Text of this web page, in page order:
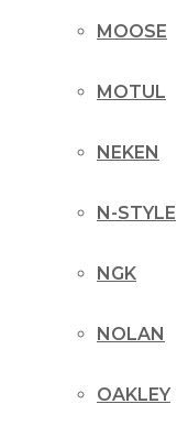
MOOSE
MOTUL
NEKEN
N-STYLE
NGK
NOLAN
OAKLEY